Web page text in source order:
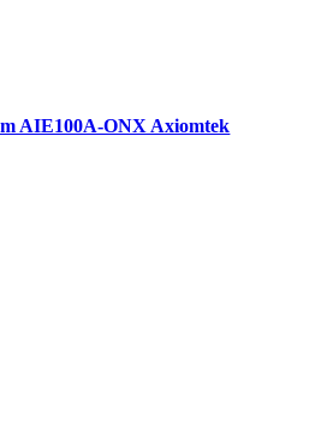
AIE100A-ONX Axiomtek